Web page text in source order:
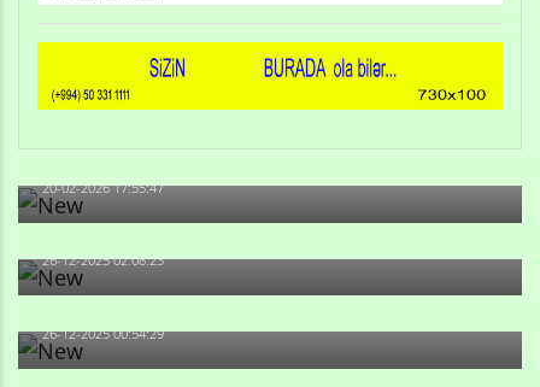
Qulu Məhərrəmli: Sosial şəbəkələrdə söyüş niyə artıb?
20-02-2026 17:55:47
Məni bura NAZİR GÖNDƏRİB - 1937-ci ildən fəaliyyətdə
olan və...
26-12-2025 02:08:23
-Ay qız, sən məhkəməni udmayacaqsan... Sən bilirsən
də, məni...
26-12-2025 00:54:29